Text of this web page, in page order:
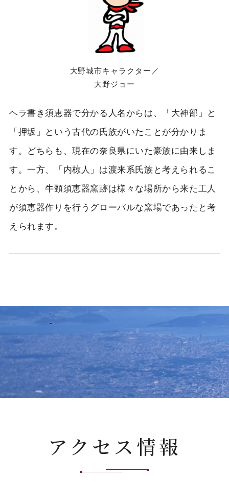
大野城市キャラクター／
大野ジョー
ヘラ書き須恵器で分かる人名からは、「大神部」と
「押坂」という古代の氏族がいたことが分かりま
す。どちらも、現在の奈良県にいた豪族に由来しま
す。一方、「内椋人」は渡来系氏族と考えられるこ
とから、牛頸須恵器窯跡は様々な場所から来た工人
が須恵器作りを行うグローバルな窯場であったと考
えられます。
アクセス情報